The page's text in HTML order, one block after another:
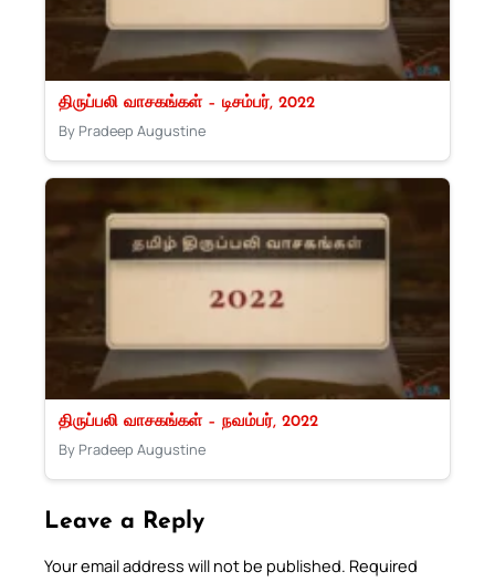
திருப்பலி வாசகங்கள் – டிசம்பர், 2022
By Pradeep Augustine
திருப்பலி வாசகங்கள் – நவம்பர், 2022
By Pradeep Augustine
Leave a Reply
Your email address will not be published. Required